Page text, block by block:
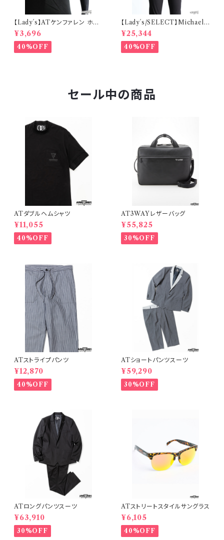
【Lady´s】ATケンファレン ホット
フィットTシャツ
¥3,696
40%OFF
【Lady´s/SELECT】Michael
Michael Kors ビジューセータ
ー
¥25,344
40%OFF
セール中の商品
ATダブルヘムシャツ
¥11,055
40%OFF
AT3WAYレザーバッグ
¥55,825
30%OFF
ATストライプパンツ
¥12,870
40%OFF
ATショートパンツスーツ
¥59,290
30%OFF
ATロングパンツスーツ
¥63,910
30%OFF
ATストリートスタイルサングラス
¥6,105
40%OFF